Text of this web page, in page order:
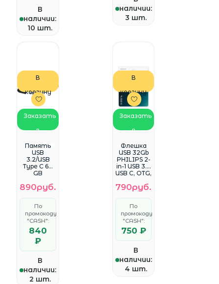
В
наличии:
10 шт.
наличии:
3 шт.
В
корзину
Заказать
в
WhatsApp
Память
USB
3.2/USB
Type C 64
GB
DataTravel
er 80,
черный
(DT80/64G
B)
890руб.
По
промокоду
"CASH":
840
₽
В
наличии:
2 шт.
В
корзину
Заказать
в
WhatsApp
Флешка
USB 32Gb
PHILIPS 2-
in-1 USB 3.2
USB C, OTG,
3.2/Type-C,
Металл,
100 Mb/s
<FM32FD1
45B/97>
790руб.
По
промокоду
"CASH":
750 ₽
В
наличии:
4 шт.